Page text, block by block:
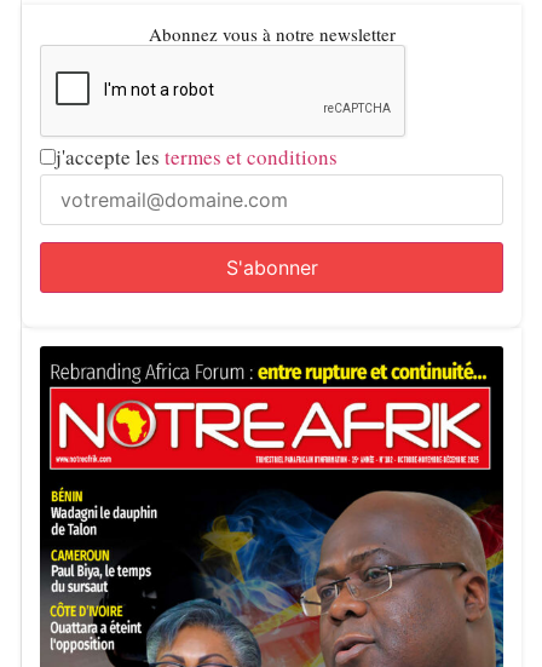
Abonnez vous à notre newsletter
j'accepte les termes et conditions